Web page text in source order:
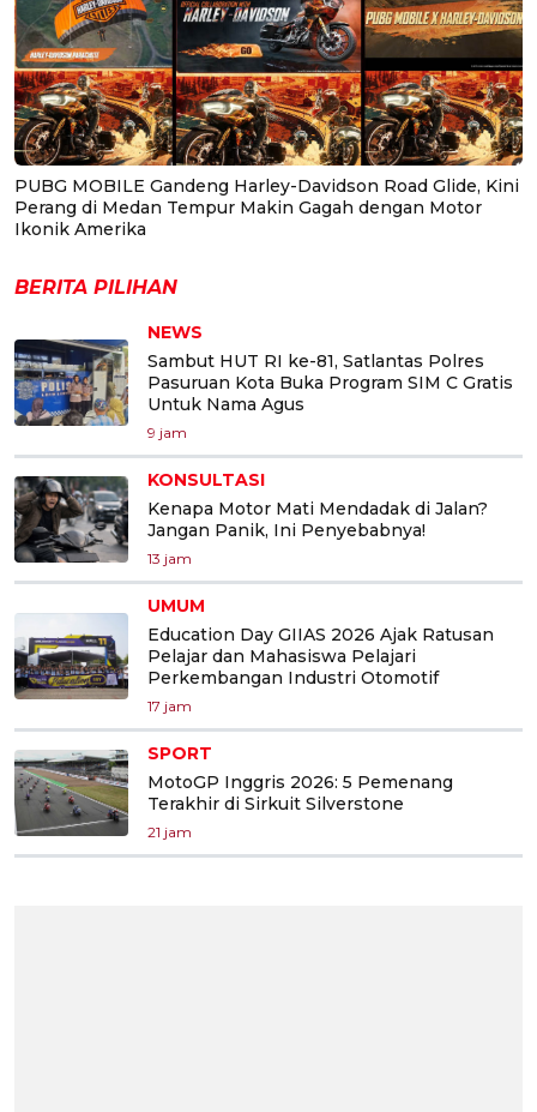
PUBG MOBILE Gandeng Harley-Davidson Road Glide, Kini
Perang di Medan Tempur Makin Gagah dengan Motor
Ikonik Amerika
BERITA PILIHAN
NEWS
Sambut HUT RI ke-81, Satlantas Polres
Pasuruan Kota Buka Program SIM C Gratis
Untuk Nama Agus
9 jam
KONSULTASI
Kenapa Motor Mati Mendadak di Jalan?
Jangan Panik, Ini Penyebabnya!
13 jam
UMUM
Education Day GIIAS 2026 Ajak Ratusan
Pelajar dan Mahasiswa Pelajari
Perkembangan Industri Otomotif
17 jam
SPORT
MotoGP Inggris 2026: 5 Pemenang
Terakhir di Sirkuit Silverstone
21 jam